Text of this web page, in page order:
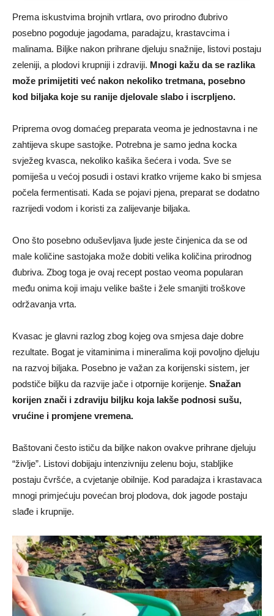
Prema iskustvima brojnih vrtlara, ovo prirodno đubrivo
posebno pogoduje jagodama, paradajzu, krastavcima i
malinama. Biljke nakon prihrane djeluju snažnije, listovi postaju
zeleniji, a plodovi krupniji i zdraviji. Mnogi kažu da se razlika
može primijetiti već nakon nekoliko tretmana, posebno
kod biljaka koje su ranije djelovale slabo i iscrpljeno.
Priprema ovog domaćeg preparata veoma je jednostavna i ne
zahtijeva skupe sastojke. Potrebna je samo jedna kocka
svježeg kvasca, nekoliko kašika šećera i voda. Sve se
pomiješa u većoj posudi i ostavi kratko vrijeme kako bi smjesa
počela fermentisati. Kada se pojavi pjena, preparat se dodatno
razrijedi vodom i koristi za zalijevanje biljaka.
Ono što posebno oduševljava ljude jeste činjenica da se od
male količine sastojaka može dobiti velika količina prirodnog
đubriva. Zbog toga je ovaj recept postao veoma popularan
među onima koji imaju velike bašte i žele smanjiti troškove
održavanja vrta.
Kvasac je glavni razlog zbog kojeg ova smjesa daje dobre
rezultate. Bogat je vitaminima i mineralima koji povoljno djeluju
na razvoj biljaka. Posebno je važan za korijenski sistem, jer
podstiče biljku da razvije jače i otpornije korijenje. Snažan
korijen znači i zdraviju biljku koja lakše podnosi sušu,
vrućine i promjene vremena.
Baštovani često ističu da biljke nakon ovakve prihrane djeluju
“življe”. Listovi dobijaju intenzivniju zelenu boju, stabljike
postaju čvršće, a cvjetanje obilnije. Kod paradajza i krastavaca
mnogi primjećuju povećan broj plodova, dok jagode postaju
slađe i krupnije.